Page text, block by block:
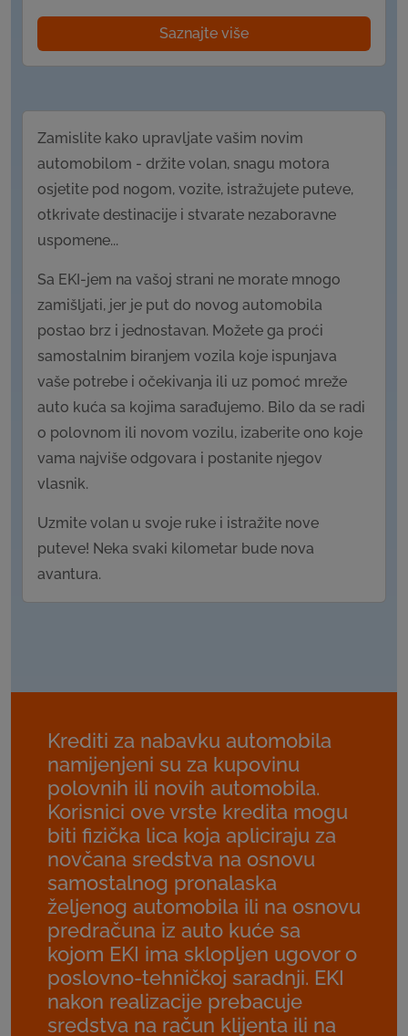
Saznajte više
Zamislite kako upravljate vašim novim
automobilom - držite volan, snagu motora
osjetite pod nogom, vozite, istražujete puteve,
otkrivate destinacije i stvarate nezaboravne
uspomene...
Sa EKI-jem na vašoj strani ne morate mnogo
zamišljati, jer je put do novog automobila
postao brz i jednostavan. Možete ga proći
samostalnim biranjem vozila koje ispunjava
vaše potrebe i očekivanja ili uz pomoć mreže
auto kuća sa kojima sarađujemo. Bilo da se radi
o polovnom ili novom vozilu, izaberite ono koje
vama najviše odgovara i postanite njegov
vlasnik.
Uzmite volan u svoje ruke i istražite nove
puteve! Neka svaki kilometar bude nova
avantura.
Krediti za nabavku automobila
namijenjeni su za kupovinu
polovnih ili novih automobila.
Korisnici ove vrste kredita mogu
biti fizička lica koja apliciraju za
novčana sredstva na osnovu
samostalnog pronalaska
željenog automobila ili na osnovu
predračuna iz auto kuće sa
kojom EKI ima sklopljen ugovor o
poslovno-tehničkoj saradnji. EKI
nakon realizacije prebacuje
sredstva na račun klijenta ili na